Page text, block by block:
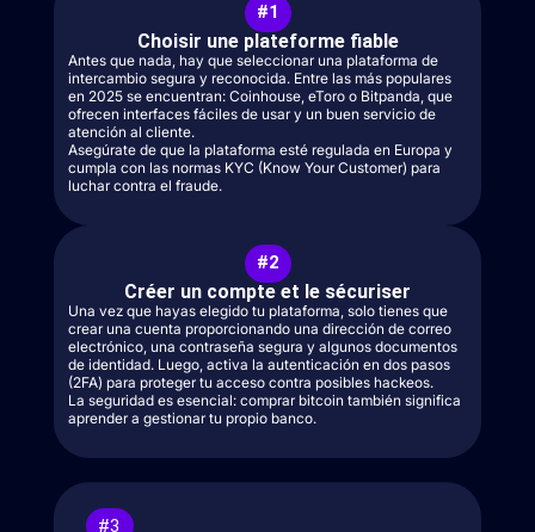
#1
Choisir une plateforme fiable
Antes que nada, hay que seleccionar una plataforma de
intercambio segura y reconocida. Entre las más populares
en 2025 se encuentran: Coinhouse, eToro o Bitpanda, que
ofrecen interfaces fáciles de usar y un buen servicio de
atención al cliente.
Asegúrate de que la plataforma esté regulada en Europa y
cumpla con las normas KYC (Know Your Customer) para
luchar contra el fraude.
#2
Créer un compte et le sécuriser
Una vez que hayas elegido tu plataforma, solo tienes que
crear una cuenta proporcionando una dirección de correo
electrónico, una contraseña segura y algunos documentos
de identidad. Luego, activa la autenticación en dos pasos
(2FA) para proteger tu acceso contra posibles hackeos.
La seguridad es esencial: comprar bitcoin también significa
aprender a gestionar tu propio banco.
#3